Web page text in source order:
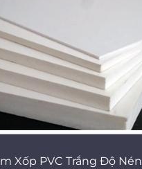
Xốp PVC Trắng Độ Nén